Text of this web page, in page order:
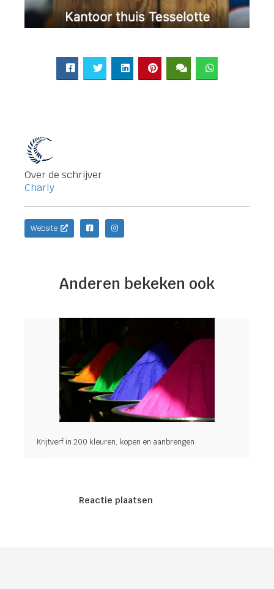
Over de schrijver
Charly
Website
Anderen bekeken ook
Krijtverf in 200 kleuren, kopen en aanbrengen
Reactie plaatsen